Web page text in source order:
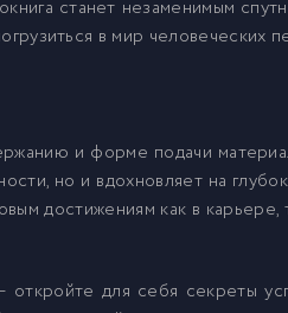
станет незаменимым
в мир человеческих
и форме подачи
но и вдохновляет на
достижениям как в карьере,
откройте для себя секреты